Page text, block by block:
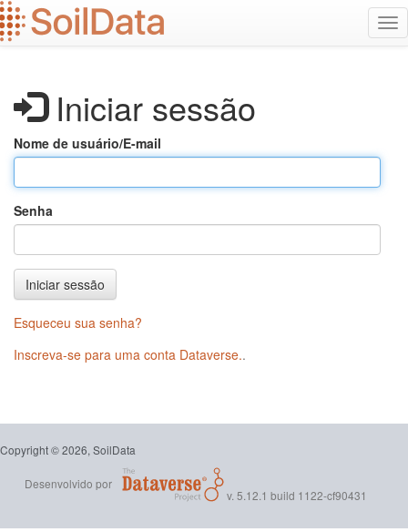
Ir
para
o
Iniciar sessão
Nome de usuário/E-mail
Senha
Iniciar sessão
Esqueceu sua senha?
Inscreva-se para uma conta Dataverse..
Copyright © 2026, SoilData
Desenvolvido por
v. 5.12.1 build 1122-cf90431